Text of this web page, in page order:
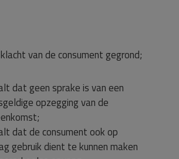
van de consument gegrond;
dat geen sprake is van een
opzegging van de
dat de consument ook op
gebruik dient te kunnen maken